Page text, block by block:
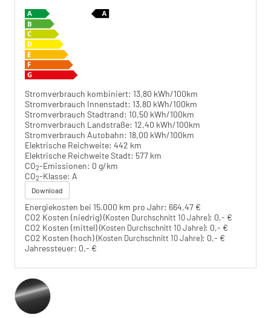
Stromverbrauch kombiniert: 13,80 kWh/100km
Stromverbrauch Innenstadt: 13,80 kWh/100km
Stromverbrauch Stadtrand: 10,50 kWh/100km
Stromverbrauch Landstraße: 12,40 kWh/100km
Stromverbrauch Autobahn: 18,00 kWh/100km
Elektrische Reichweite: 442 km
Elektrische Reichweite Stadt: 577 km
CO2-Emissionen: 0 g/km
CO2-Klasse: A
Download
Energiekosten bei 15.000 km pro Jahr: 664,47 €
CO2 Kosten (niedrig)(Kosten Durchschnitt 10 Jahre): 0,- €
CO2 Kosten (mittel)(Kosten Durchschnitt 10 Jahre): 0,- €
CO2 Kosten (hoch)(Kosten Durchschnitt 10 Jahre): 0,- €
Jahressteuer: 0,- €